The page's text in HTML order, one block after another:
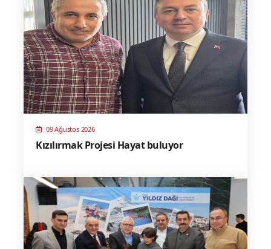
09 Ağustos 2026
Kızılırmak Projesi Hayat buluyor